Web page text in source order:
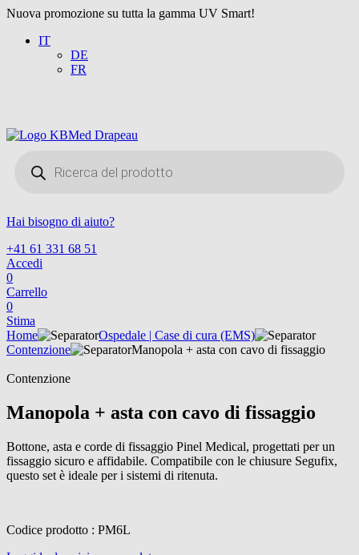
Nuova promozione su tutta la gamma UV Smart!
IT
DE
FR
search
Hai bisogno di aiuto?
+41 61 331 68 51
Accedi
0
Carrello
0
Stima
Home
Ospedale | Case di cura (EMS)
Contenzione
Manopola + asta con cavo di fissaggio
Contenzione
Manopola + asta con cavo di fissaggio
Bottone, asta e corde di fissaggio Pinel Medical, progettati per un
fissaggio sicuro e affidabile. Compatibile con le chiusure Segufix,
questo set è ideale per i sistemi di ritenuta.
Codice prodotto : PM6L